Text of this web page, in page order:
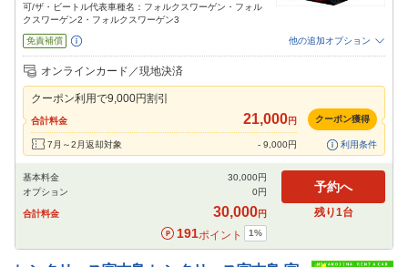
可/ザ・ビートル代表車種名：フォルクスワーゲン・フォル
クスワーゲン2・フォルクスワーゲン3
免責補償 他の追加オプション
追加可能オプション
（次画面で選択ができます）
オンラインカード／現地決済
クーポン利用で9,000円割引
合計料金 21,000円
7月～2月返却対象 - 9,000円
クーポン獲得
利用条件
基本料金 30,000円
オプション
0円
合計料金 30,000円
191ポイント 1%
予約へ
残り1台